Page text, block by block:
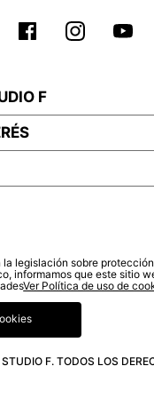
F
F. TODOS LOS
la legislación sobre
informamos que este sitio
Ver Política de uso de